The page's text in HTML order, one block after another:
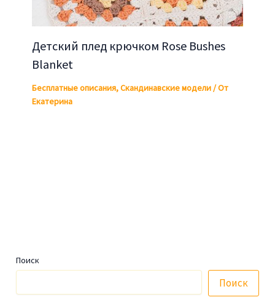
Детский плед крючком Rose Bushes
Blanket
Бесплатные описания,Скандинавские модели/ От
Екатерина
Поиск
Поиск